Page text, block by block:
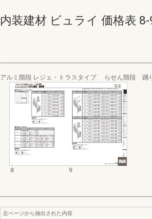
内装建材 ビュライ 価格表
アルミ階段 レジェ・トラスタイプ らせん階段 踊
8 9
左ページから抽出された内容